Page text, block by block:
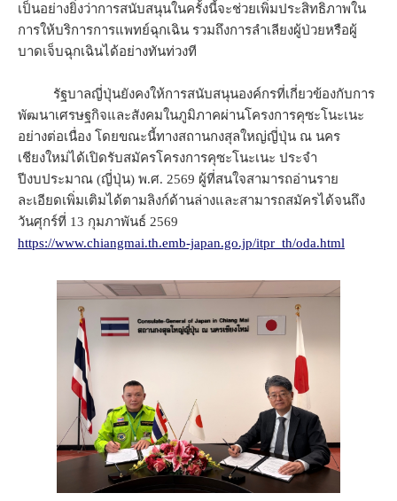
เป็นอย่างยิ่งว่าการสนับสนุนในครั้งนี้จะช่วยเพิ่มประสิทธิภาพใน
การให้บริการการแพทย์ฉุกเฉิน รวมถึงการลำเลียงผู้ป่วยหรือผู้
บาดเจ็บฉุกเฉินได้อย่างทันท่วงที
รัฐบาลญี่ปุ่นยังคงให้การสนับสนุนองค์กรที่เกี่ยวข้องกับการ
พัฒนาเศรษฐกิจและสังคมในภูมิภาคผ่านโครงการคุซะโนะเนะ
อย่างต่อเนื่อง โดยขณะนี้ทางสถานกงสุลใหญ่ญี่ปุ่น ณ นคร
เชียงใหม่ได้เปิดรับสมัครโครงการคุซะโนะเนะ ประจำ
ปีงบประมาณ (ญี่ปุ่น) พ.ศ. 2569 ผู้ที่สนใจสามารถอ่านราย
ละเอียดเพิ่มเติมได้ตามลิงก์ด้านล่างและสามารถสมัครได้จนถึง
วันศุกร์ที่ 13 กุมภาพันธ์ 2569
https://www.chiangmai.th.emb-japan.go.jp/itpr_th/oda.html